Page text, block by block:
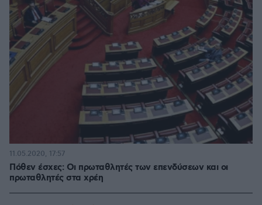
Πόθεν έσχες: Οι πρωταθλητές των επενδύσεων και οι
πρωταθλητές στα χρέη
11.05.2020, 17:57